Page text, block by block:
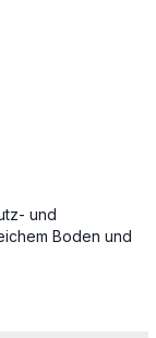
und
Boden und